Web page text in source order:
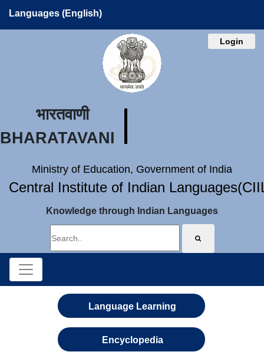
Languages (English)
Login
भारतवाणी
BHARATAVANI
Ministry of Education, Government of India
Central Institute of Indian
Knowledge through Indian Languages
Language Learning
Encyclopedia